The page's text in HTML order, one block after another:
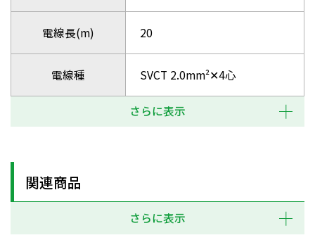
電線長(m) 20
電線種 SVCT 2.0mm²✕4心
さらに表示
関連商品
さらに表示